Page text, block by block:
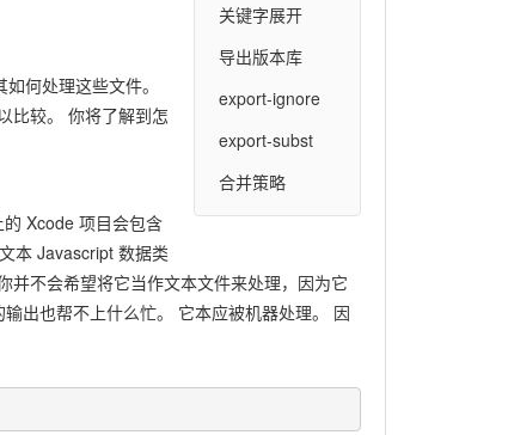
关键字展开
导出版本库
export-ignore
export-subst
合并策略
何处理这些文件。
比较。 你将了解到怎
Xcode 项目会包含
本 Javascript 数据类
并不会希望将它当作文本文件来处理，因为它
出也帮不上什么忙。 它本应被机器处理。 因